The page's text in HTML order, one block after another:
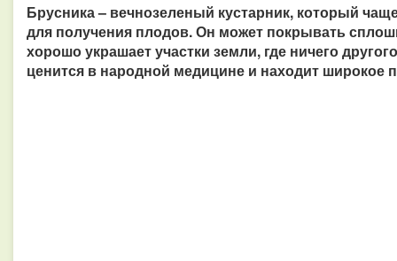
Брусника – вечнозеленый кустарник, который
для получения плодов. Он может покрывать
хорошо украшает участки земли, где ничего
ценится в народной медицине и находит широкое